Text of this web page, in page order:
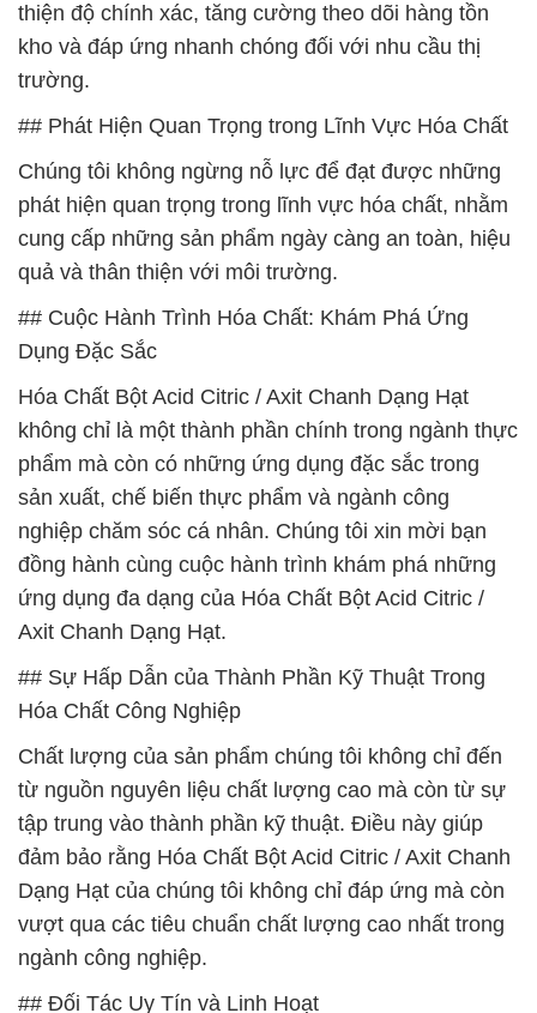
thiện độ chính xác, tăng cường theo dõi hàng tồn
kho và đáp ứng nhanh chóng đối với nhu cầu thị
trường.
## Phát Hiện Quan Trọng trong Lĩnh Vực Hóa Chất
Chúng tôi không ngừng nỗ lực để đạt được những
phát hiện quan trọng trong lĩnh vực hóa chất, nhằm
cung cấp những sản phẩm ngày càng an toàn, hiệu
quả và thân thiện với môi trường.
## Cuộc Hành Trình Hóa Chất: Khám Phá Ứng
Dụng Đặc Sắc
Hóa Chất Bột Acid Citric / Axit Chanh Dạng Hạt
không chỉ là một thành phần chính trong ngành thực
phẩm mà còn có những ứng dụng đặc sắc trong
sản xuất, chế biến thực phẩm và ngành công
nghiệp chăm sóc cá nhân. Chúng tôi xin mời bạn
đồng hành cùng cuộc hành trình khám phá những
ứng dụng đa dạng của Hóa Chất Bột Acid Citric /
Axit Chanh Dạng Hạt.
## Sự Hấp Dẫn của Thành Phần Kỹ Thuật Trong
Hóa Chất Công Nghiệp
Chất lượng của sản phẩm chúng tôi không chỉ đến
từ nguồn nguyên liệu chất lượng cao mà còn từ sự
tập trung vào thành phần kỹ thuật. Điều này giúp
đảm bảo rằng Hóa Chất Bột Acid Citric / Axit Chanh
Dạng Hạt của chúng tôi không chỉ đáp ứng mà còn
vượt qua các tiêu chuẩn chất lượng cao nhất trong
ngành công nghiệp.
## Đối Tác Uy Tín và Linh Hoạt